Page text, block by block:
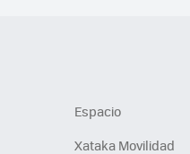
Espacio
Xataka Movilidad